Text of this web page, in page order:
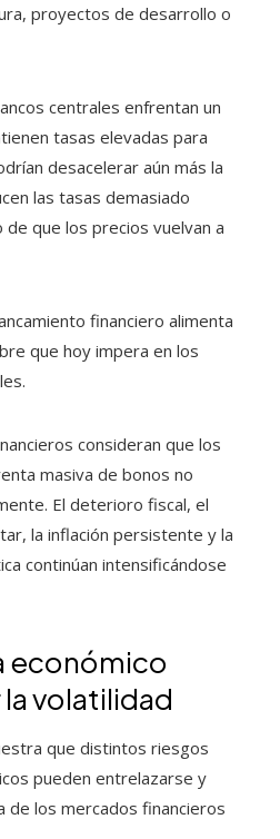
proyectos de desarrollo o
centrales enfrentan un
tasas elevadas para
desacelerar aún más la
las tasas demasiado
que los precios vuelvan a
financiero alimenta
que hoy impera en los
consideran que los
masiva de bonos no
El deterioro fiscal, el
la inflación persistente y la
continúan intensificándose
económico
volatilidad
que distintos riesgos
pueden entrelazarse y
de los mercados financieros